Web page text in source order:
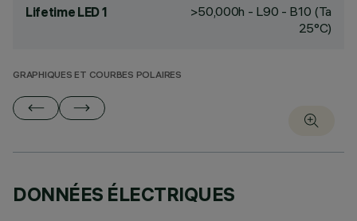
Lifetime LED 1
>50,000h - L90 - B10 (Ta
25°C)
GRAPHIQUES ET COURBES POLAIRES
DONNÉES ÉLECTRIQUES